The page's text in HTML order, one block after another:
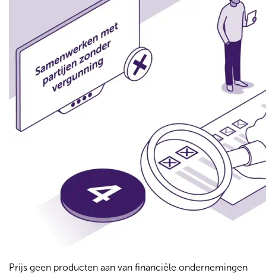
Prijs geen producten aan van financiële ondernemingen